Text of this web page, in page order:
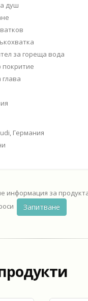
душ
за гореща вода
Германия
информация за
Запитване